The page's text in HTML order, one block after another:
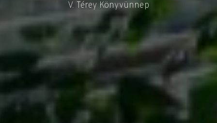
V. Térey Könyvünnep